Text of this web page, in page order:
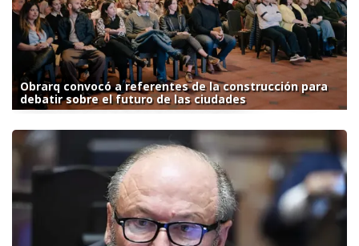
Obrarq convocó a referentes de la construcción para
debatir sobre el futuro de las ciudades